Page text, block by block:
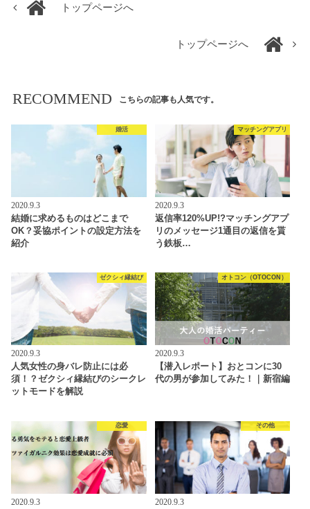
トップページへ
トップページへ
RECOMMEND こちらの記事も人気です。
婚活
2020.9.3
結婚に求めるものはどこまで
OK？妥協ポイントの設定方法を
紹介
マッチングアプリ
2020.9.3
返信率120%UP!?マッチングアプ
リのメッセージ1通目の返信を貰
う鉄板…
ゼクシィ縁結び
2020.9.3
人気女性の身バレ防止には必
須！？ゼクシィ縁結びのシークレ
ットモードを解説
オトコン（OTOCON）
2020.9.3
【潜入レポート】おとコンに30
代の男が参加してみた！｜新宿編
恋愛
2020.9.3
その他
2020.9.3